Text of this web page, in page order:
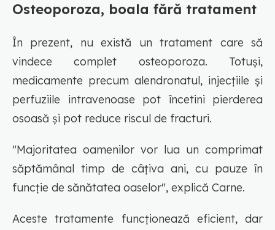
Osteoporoza, boala fără tratament
În prezent, nu există un tratament care să
vindece complet osteoporoza. Totuși,
medicamente precum alendronatul, injecțiile și
perfuziile intravenoase pot încetini pierderea
osoasă și pot reduce riscul de fracturi.
"Majoritatea oamenilor vor lua un comprimat
săptămânal timp de câțiva ani, cu pauze în
funcție de sănătatea oaselor", explică Carne.
Aceste tratamente funcționează eficient, dar